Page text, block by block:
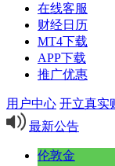
在线客服
财经日历
MT4下载
APP下载
推广优惠
用户中心 开立真实
最新公告
伦敦金